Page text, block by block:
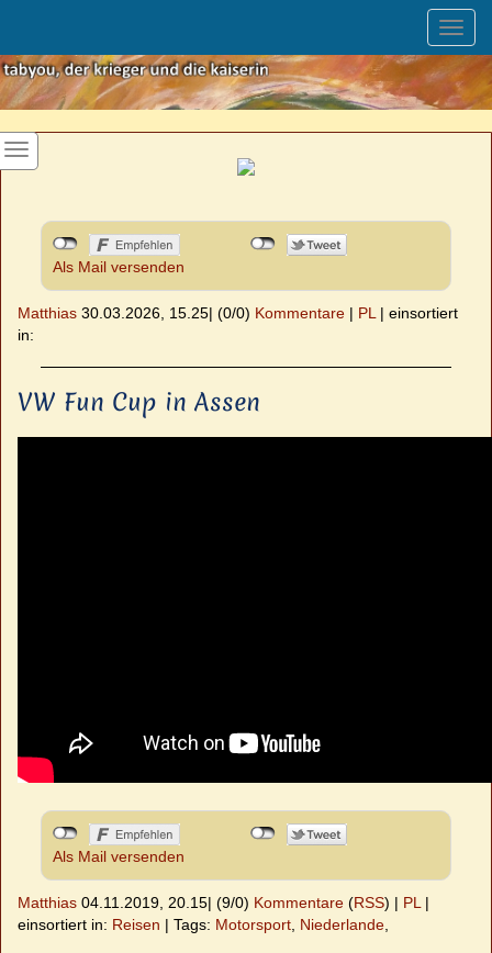
Als Mail versenden
Matthias 30.03.2026, 15.25| (0/0) Kommentare | PL | einsortiert
in:
VW Fun Cup in Assen
Als Mail versenden
Matthias 04.11.2019, 20.15| (9/0) Kommentare (RSS) | PL |
einsortiert in: Reisen | Tags: Motorsport Niederlande